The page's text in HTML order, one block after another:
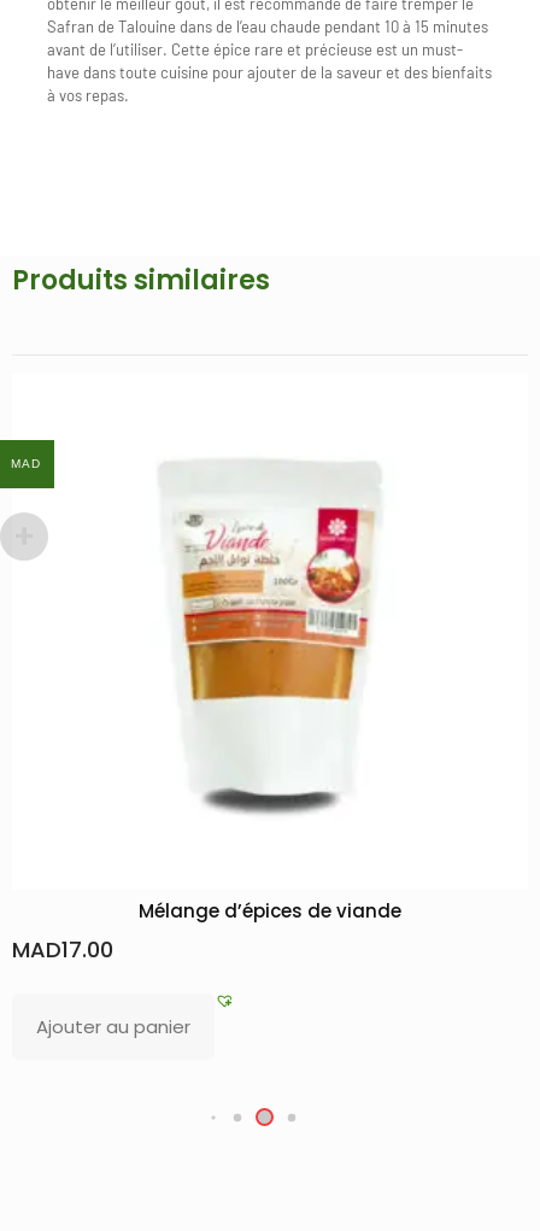
Safran de Talouine dans de l’eau chaude pendant 10 à 15 minutes
avant de l’utiliser. Cette épice rare et précieuse est un must-
have dans toute cuisine pour ajouter de la saveur et des bienfaits
à vos repas.
Produits similaires
Epices Ras El Hanoute
MAD17.00
Lire la suite
MAD
MAD